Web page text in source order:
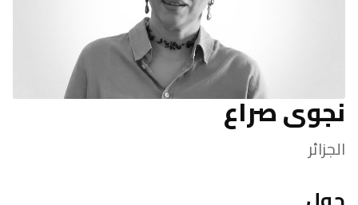
نجوى صراع
الجزائر